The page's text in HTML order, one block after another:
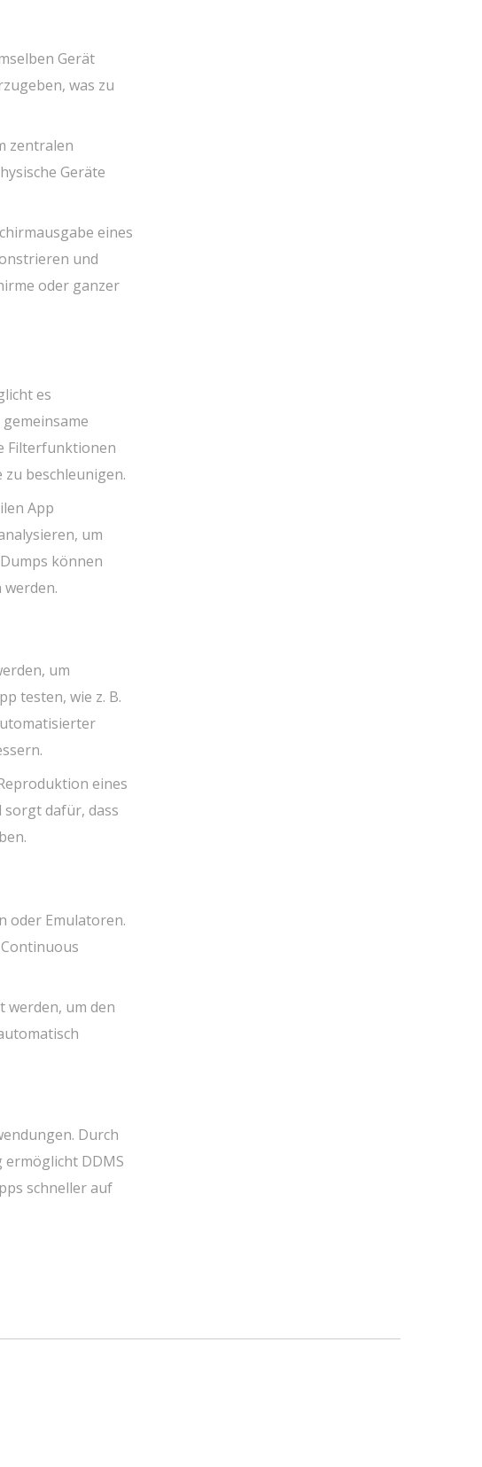
Gerät
was zu
zentralen
Geräte
eines
und
oder ganzer
es
Filterfunktionen
beschleunigen.
App
um
können
um
testen, wie z. B.
eines
dafür, dass
oder Emulatoren.
werden, um den
Durch
DDMS
schneller auf